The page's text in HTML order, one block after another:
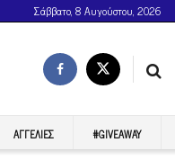
Σάββατο, 8 Αυγούστου, 2026
ΑΓΓΕΛΊΕΣ #GIVEAWAY